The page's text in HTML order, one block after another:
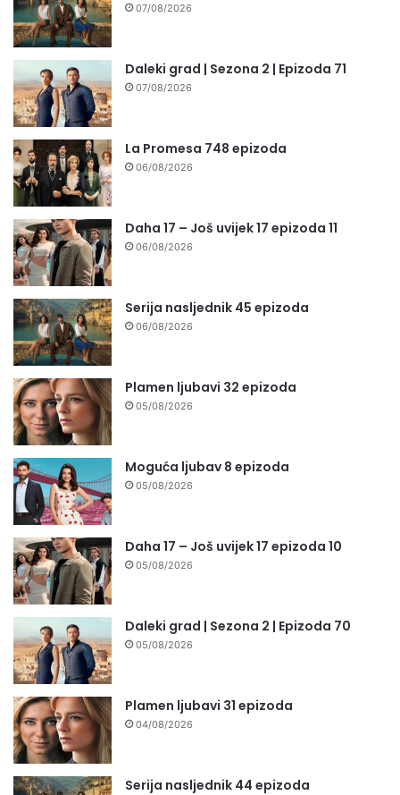
07/08/2026
Daleki grad | Sezona 2 | Epizoda 71
07/08/2026
La Promesa 748 epizoda
06/08/2026
Daha 17 – Još uvijek 17 epizoda 11
06/08/2026
Serija nasljednik 45 epizoda
06/08/2026
Plamen ljubavi 32 epizoda
05/08/2026
Moguća ljubav 8 epizoda
05/08/2026
Daha 17 – Još uvijek 17 epizoda 10
05/08/2026
Daleki grad | Sezona 2 | Epizoda 70
05/08/2026
Plamen ljubavi 31 epizoda
04/08/2026
Serija nasljednik 44 epizoda